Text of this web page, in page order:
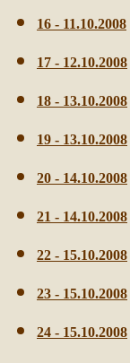
16 - 11.10.2008
17 - 12.10.2008
18 - 13.10.2008
19 - 13.10.2008
20 - 14.10.2008
21 - 14.10.2008
22 - 15.10.2008
23 - 15.10.2008
24 - 15.10.2008